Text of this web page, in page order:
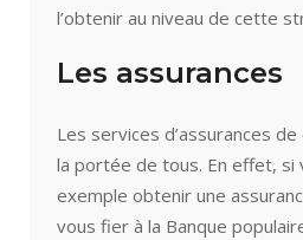
l’obtenir au niveau de cette
Les assurances
Les services d’assurances
la portée de tous. En effet, si
exemple obtenir une
vous fier à la Banque